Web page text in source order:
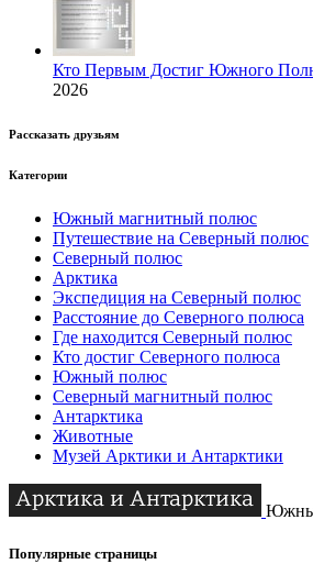
Кто Первым Достиг Южного
2026
Рассказать друзьям
Категории
Южный магнитный полюс
Путешествие на Северный полюс
Северный полюс
Арктика
Экспедиция на Северный полюс
Расстояние до Северного полюса
Где находится Северный полюс
Кто достиг Северного полюса
Южный полюс
Северный магнитный полюс
Антарктика
Животные
Музей Арктики и Антарктики
Популярные страницы